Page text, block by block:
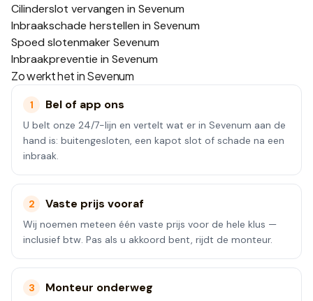
Cilinderslot vervangen in Sevenum
Inbraakschade herstellen in Sevenum
Spoed slotenmaker Sevenum
Inbraakpreventie in Sevenum
Zo werkt het inSevenum
1 Bel of app ons
U belt onze 24/7-lijn en vertelt wat er in Sevenum aan de
hand is: buitengesloten, een kapot slot of schade na een
inbraak.
2 Vaste prijs vooraf
Wij noemen meteen één vaste prijs voor de hele klus —
inclusief btw. Pas als u akkoord bent, rijdt de monteur.
3 Monteur onderweg